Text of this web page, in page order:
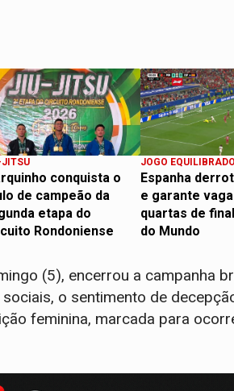
conquista o
de campeão da
etapa do
Rondoniense
JOGO EQUILIBRADO
Espanha
e garante
quartas de
do Mundo
(5), encerrou a campanha
o sentimento de
feminina, marcada para